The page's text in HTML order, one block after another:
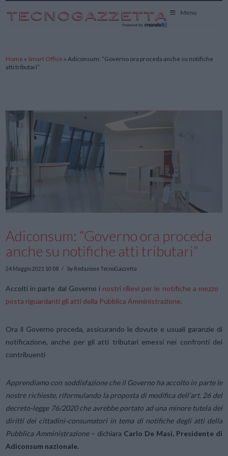
Menu
Home » Smart Office »Adiconsum: “Governo ora proceda anche su notifiche
atti tributari”
Adiconsum: “Governo ora proceda
anche su notifiche atti tributari”
24 Maggio 2021 10:08 by Redazione TecnoGazzetta
Accolti in parte dal Governo i nostri rilievi per le notifiche a mezzo
posta riguardanti gli atti della Pubblica Amministrazione.
Ora il Governo proceda, assicurando le dovute e usuali garanzie di
notificazione, anche per gli atti tributari emessi nei confronti dei
contribuenti
Apprendiamo con soddisfazione che il Governo ha accolto in parte le
nostre richieste, riformulando la proposta di modifica dell’art. 26 del
decreto-legge 76/2020 che avrebbe portato ad una minore tutela dei
diritti dei cittadini-consumatori in tema di notifiche degli atti della
Pubblica Amministrazione– dichiara Carlo De Masi, Presidente di
Adiconsum nazionale.